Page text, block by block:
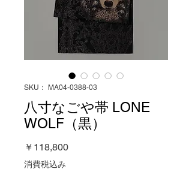
SKU： MA04-0388-03
八寸なごや帯 LONE
WOLF（黒）
￥118,800価
消費税込み